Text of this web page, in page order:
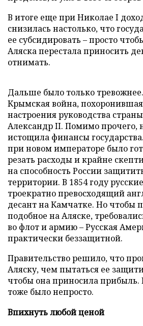
В итоге еще при Николае I
снизилась настолько, что
ее субсидировать – просто
Аляска перестала приносить
отнимать.
Дальше было только
Крымская война,
настроения руководства
Александр II. Помимо прочего,
истощила финансы
при новом императоре было
резать расходы и крайне
на способность России
территории. В 1854 году
троекратно превосходящий
десант на Камчатке. Но чтобы
подобное на Аляске,
во флот и армию – Русская
практически беззащитной.
Правительство решило, что
Аляску, чем пытаться ее
чтобы она приносила прибыль.
тоже было непросто.
Впихнуть любой ценой